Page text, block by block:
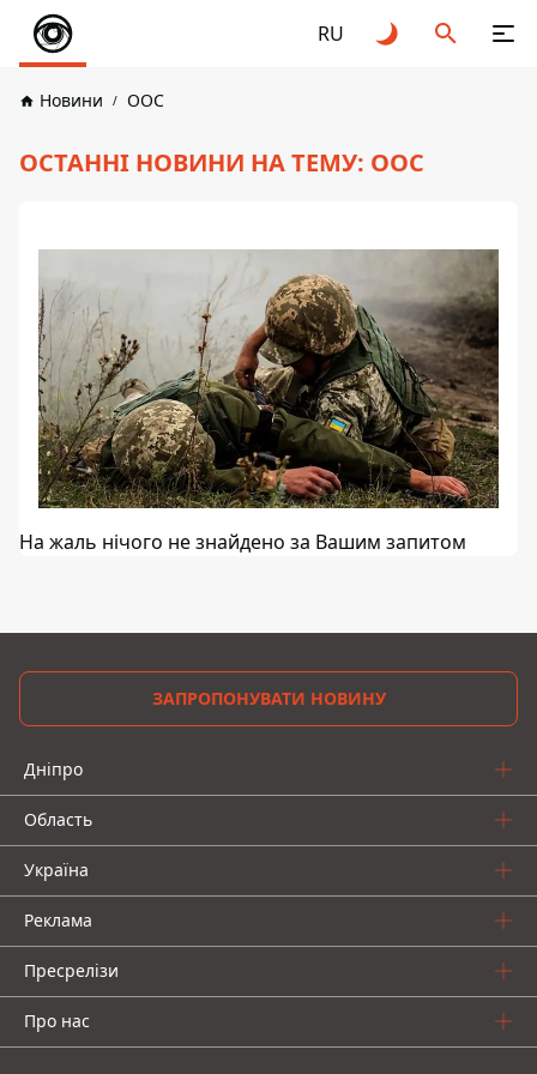
RU
Новини ООС
ОСТАННІ НОВИНИ НА ТЕМУ: ООС
На жаль нічого не знайдено за Вашим запитом
ЗАПРОПОНУВАТИ НОВИНУ
Дніпро
Область
Україна
Реклама
Пресрелізи
Про нас